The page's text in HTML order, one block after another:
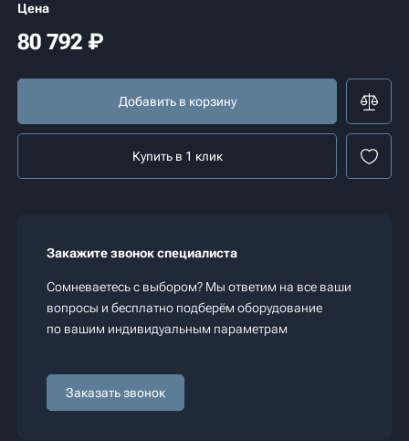
Цена
80 792 ₽
Добавить в корзину
Купить в 1 клик
Закажите звонок специалиста
Сомневаетесь с выбором? Мы ответим на все ваши
вопросы и бесплатно подберём оборудование
по вашим индивидуальным параметрам
Заказать звонок